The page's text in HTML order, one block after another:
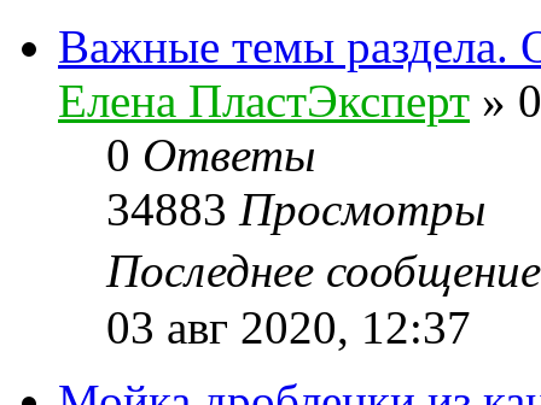
Важные темы раздела.
Елена ПластЭксперт »
0 Ответы
34883 Просмотры
Последнее
03 авг 2020, 12:37